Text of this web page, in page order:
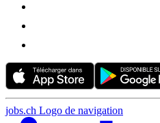
jobs.ch Logo de navigation